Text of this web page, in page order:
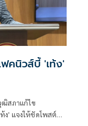
คนิวส์บี้ 'เท้ง'
สภาแก้ไข